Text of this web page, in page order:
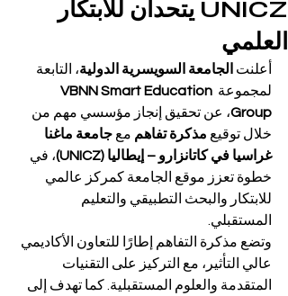
UNICZ يتحدان للابتكار
العلمي
أعلنت الجامعة السويسرية الدولية، التابعة
لمجموعة VBNN Smart Education
Group، عن تحقيق إنجاز مؤسسي مهم من
خلال توقيع مذكرة تفاهم مع جامعة ماغنا
غراسيا في كاتانزارو – إيطاليا (UNICZ)
، في
خطوة تعزز موقع الجامعة كمركز عالمي
للابتكار والبحث التطبيقي والتعليم
المستقبلي.
وتضع مذكرة التفاهم إطارًا للتعاون الأكاديمي
عالي التأثير، مع التركيز على التقنيات
المتقدمة والعلوم المستقبلية. كما تهدف إلى